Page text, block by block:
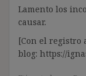
Lamento los
causar.
[Con el registro
blog: https://